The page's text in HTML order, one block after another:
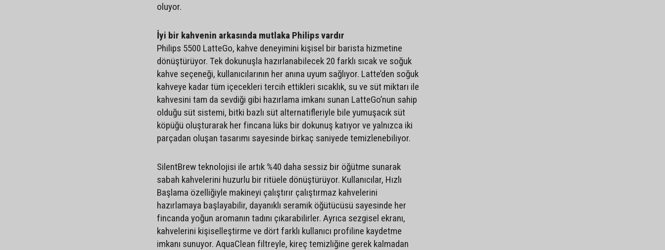
oluyor.
İyi bir kahvenin arkasında mutlaka Philips vardır
Philips 5500 LatteGo, kahve deneyimini kişisel bir barista hizmetine
dönüştürüyor. Tek dokunuşla hazırlanabilecek 20 farklı sıcak ve soğuk
kahve seçeneği, kullanıcılarının her anına uyum sağlıyor. Latte’den soğuk
kahveye kadar tüm içecekleri tercih ettikleri sıcaklık, su ve süt miktarı ile
kahvesini tam da sevdiği gibi hazırlama imkanı sunan LatteGo’nun sahip
olduğu süt sistemi, bitki bazlı süt alternatifleriyle bile yumuşacık süt
köpüğü oluşturarak her fincana lüks bir dokunuş katıyor ve yalnızca iki
parçadan oluşan tasarımı sayesinde birkaç saniyede temizlenebiliyor.
SilentBrew teknolojisi ile artık %40 daha sessiz bir öğütme sunarak
sabah kahvelerini huzurlu bir ritüele dönüştürüyor. Kullanıcılar, Hızlı
Başlama özelliğiyle makineyi çalıştırır çalıştırmaz kahvelerini
hazırlamaya başlayabilir, dayanıklı seramik öğütücüsü sayesinde her
fincanda yoğun aromanın tadını çıkarabilirler. Ayrıca sezgisel ekranı,
kahvelerini kişiselleştirme ve dört farklı kullanıcı profiline kaydetme
imkanı sunuyor. AquaClean filtreyle, kireç temizliğine gerek kalmadan